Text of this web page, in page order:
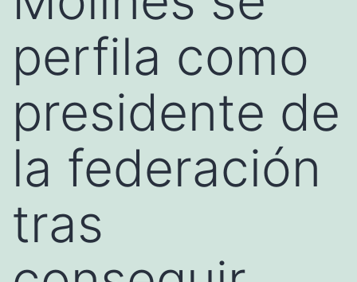
perfila como
presidente de
la federación
tras